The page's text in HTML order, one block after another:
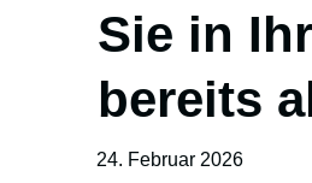
Sie in
bereits
24. Februar 2026